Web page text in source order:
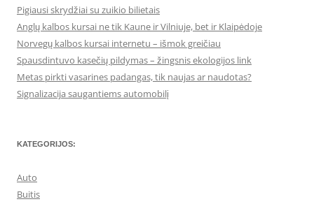
Pigiausi skrydžiai su zuikio bilietais
Anglų kalbos kursai ne tik Kaune ir Vilniuje, bet ir Klaipėdoje
Norvegų kalbos kursai internetu – išmok greičiau
Spausdintuvo kasečių pildymas – žingsnis ekologijos link
Metas pirkti vasarines padangas, tik naujas ar naudotas?
Signalizacija saugantiems automobilį
KATEGORIJOS:
Auto
Buitis